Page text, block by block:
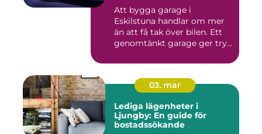
Att bygga garage i
Eskilstuna handlar om mer
än att få tak över bilen. Ett
genomtänkt garage ger try...
03. mar
Lediga lägenheter i
Ljungby: En guide för
bostadssökande